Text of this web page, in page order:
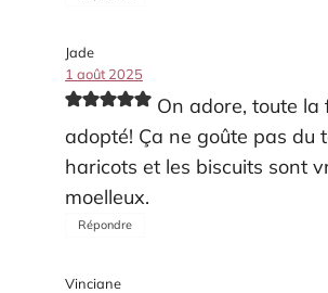
Jade
1 août 2025
On adore, toute la
adopté! Ça ne goûte pas du
haricots et les biscuits sont
moelleux.
Répondre
Vinciane